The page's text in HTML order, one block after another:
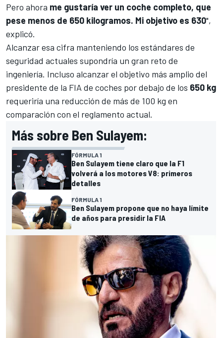
Pero ahora me gustaría ver un coche completo, que
pese menos de 650 kilogramos. Mi objetivo es 630",
explicó.
Alcanzar esa cifra manteniendo los estándares de
seguridad actuales supondría un gran reto de
ingeniería. Incluso alcanzar el objetivo más amplio del
presidente de la FIA de coches por debajo de los 650 kg
requeriría una reducción de más de 100 kg en
comparación con el reglamento actual.
Más sobre Ben Sulayem:
FÓRMULA 1
Ben Sulayem tiene claro que la F1
volverá a los motores V8: primeros
detalles
FÓRMULA 1
Ben Sulayem propone que no haya límite
de años para presidir la FIA